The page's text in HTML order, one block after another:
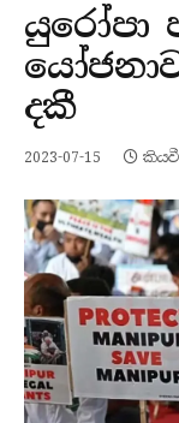
යුරෝපා
දකී
2023-07-15